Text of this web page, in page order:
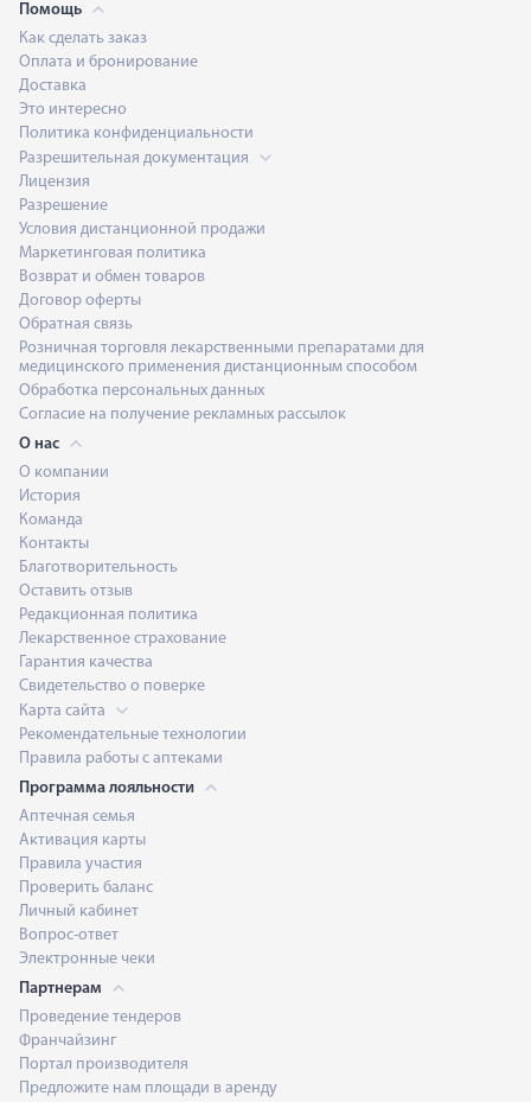
Помощь
Как сделать заказ
Оплата и бронирование
Доставка
Это интересно
Политика конфиденциальности
Разрешительная документация
Лицензия
Разрешение
Условия дистанционной продажи
Маркетинговая политика
Возврат и обмен товаров
Договор оферты
Обратная связь
Розничная торговля лекарственными препаратами для
медицинского применения дистанционным способом
Обработка персональных данных
Согласие на получение рекламных рассылок
О нас
О компании
История
Команда
Контакты
Благотворительность
Оставить отзыв
Редакционная политика
Лекарственное страхование
Гарантия качества
Свидетельство о поверке
Карта сайта
Рекомендательные технологии
Правила работы с аптеками
Программа лояльности
Аптечная семья
Активация карты
Правила участия
Проверить баланс
Личный кабинет
Вопрос-ответ
Электронные чеки
Партнерам
Проведение тендеров
Франчайзинг
Портал производителя
Предложите нам площади в аренду